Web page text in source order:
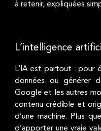
à retenir, expliquées
L’intelligence
L’IA est partout : pour
données ou générer
Google et les autres
contenu crédible et
d’une machine. Plus
d’apporter une vraie